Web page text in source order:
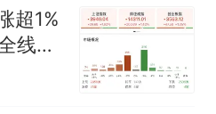
超1%
线走